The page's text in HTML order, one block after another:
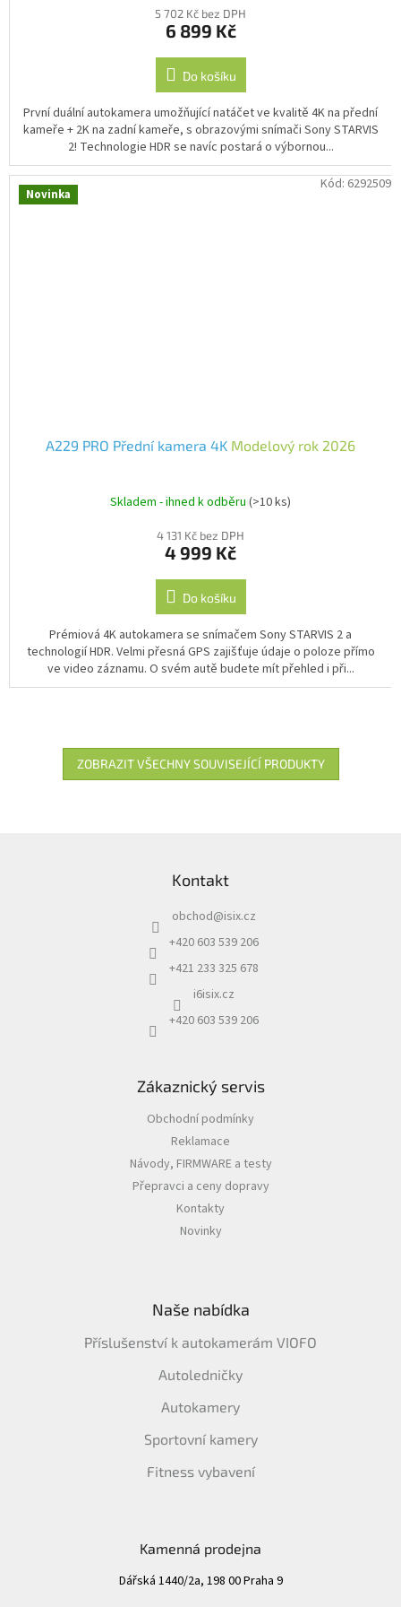
5 702 Kč bez DPH
6 899 Kč
Do košíku
První duální autokamera umožňující natáčet ve kvalitě 4K na přední
kameře + 2K na zadní kameře, s obrazovými snímači Sony STARVIS
2! Technologie HDR se navíc postará o výbornou...
Novinka
A229 PRO Přední kamera 4K Modelový rok 2026
Skladem - ihned k odběru (>10 ks)
4 131 Kč bez DPH
4 999 Kč
Do košíku
Prémiová 4K autokamera se snímačem Sony STARVIS 2 a
technologií HDR. Velmi přesná GPS zajišťuje údaje o poloze přímo
ve video záznamu. O svém autě budete mít přehled i při...
Kód: 6292509
ZOBRAZIT VŠECHNY SOUVISEJÍCÍ PRODUKTY
Kontakt
obchod@isix.cz
+420 603 539 206
+421 233 325 678
i6isix.cz
+420 603 539 206
Zákaznický servis
Obchodní podmínky
Reklamace
Návody, FIRMWARE a testy
Přepravci a ceny dopravy
Kontakty
Novinky
Naše nabídka
Příslušenství k autokamerám VIOFO
Autoledničky
Autokamery
Sportovní kamery
Fitness vybavení
Kamenná prodejna
Dářská 1440/2a, 198 00 Praha 9